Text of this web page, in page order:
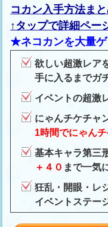
コカン入手方法ま
↑タップで詳細ペー
★ネコカンを大量
欲しい超激レア
手に入るまでガ
イベントの超激
にゃんチケチャ
1時間でにゃん
基本キャラ第三
＋４０ まで一気
狂乱・開眼・レ
イベントステー